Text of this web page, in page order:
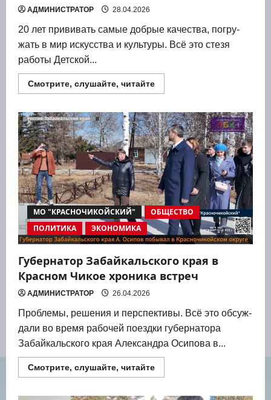
АДМИНИСТРАТОР 28.04.2026
20 лет при­ви­вать самые доб­рые каче­ства, погру­
жать в мир искус­ства и куль­ту­ры. Всё это сте­зя
рабо­ты Дет­ской...
Смотрите, слушайте, читайтеПрочитать
больше
школа
искусств
в
Красном
Чикое
отметила
свой
двадцатилетний
юбилей
МО "КРАСНОЧИКОЙСКИЙ"
ОБЩЕСТВО
ПОЛИТИКА
ЭКОНОМИКА
Губернатор Забайкальского края в
Красном Чикое хроника встреч
АДМИНИСТРАТОР 26.04.2026
Про­бле­мы, реше­ния и пер­спек­ти­вы. Всё это обсуж­
да­ли во вре­мя рабо­чей поезд­ки губер­на­то­ра
Забай­каль­ско­го края Алек­сандра Оси­по­ва в...
Смотрите, слушайте, читайтеПрочитать
больше